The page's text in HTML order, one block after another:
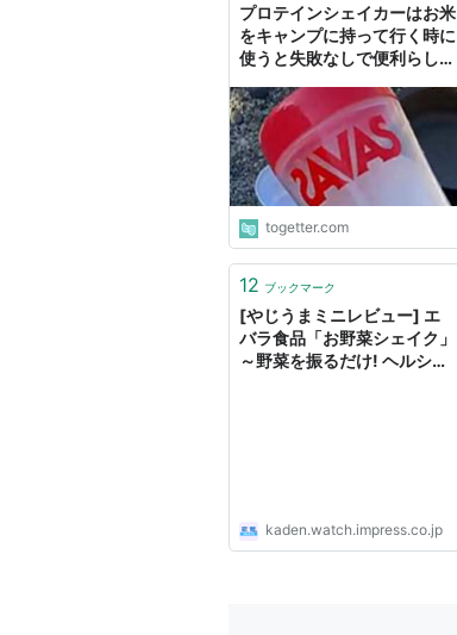
プロテインシェイカーはお米
をキャンプに持って行く時に
使うと失敗なしで便利らしい
togetter.com
12 ブックマーク
[やじうまミニレビュー] エ
バラ食品「お野菜シェイク」
～野菜を振るだけ! ヘルシー
kaden.watch.impress.co.jp